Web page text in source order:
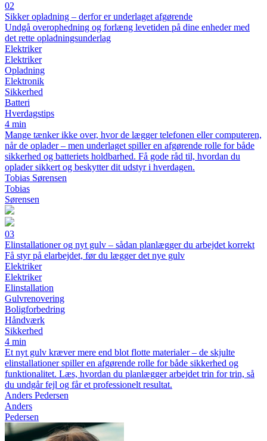
02
Sikker opladning – derfor er underlaget afgørende
Undgå overophedning og forlæng levetiden på dine enheder med
det rette opladningsunderlag
Elektriker
Elektriker
Opladning
Elektronik
Sikkerhed
Batteri
Hverdagstips
4 min
Mange tænker ikke over, hvor de lægger telefonen eller computeren,
når de oplader – men underlaget spiller en afgørende rolle for både
sikkerhed og batteriets holdbarhed. Få gode råd til, hvordan du
oplader sikkert og beskytter dit udstyr i hverdagen.
Tobias Sørensen
Tobias
Sørensen
03
Elinstallationer og nyt gulv – sådan planlægger du arbejdet korrekt
Få styr på elarbejdet, før du lægger det nye gulv
Elektriker
Elektriker
Elinstallation
Gulvrenovering
Boligforbedring
Håndværk
Sikkerhed
4 min
Et nyt gulv kræver mere end blot flotte materialer – de skjulte
elinstallationer spiller en afgørende rolle for både sikkerhed og
funktionalitet. Læs, hvordan du planlægger arbejdet trin for trin, så
du undgår fejl og får et professionelt resultat.
Anders Pedersen
Anders
Pedersen